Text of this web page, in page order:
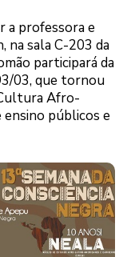
a professora e
na sala C-203 da
participará da
03, que tornou
Afro-
públicos e